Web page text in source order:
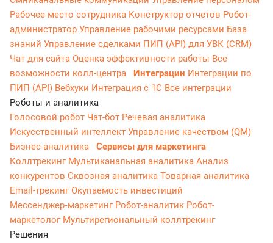
Рабочее место сотрудника Конструктор отчетов Робот-
администратор Управление рабочими ресурсами База
знаний Управление сделками ПИП (API) для УВК (CRM)
Чат для сайта Оценка эффективности работы Все
возможности колл-центра
Интеграции Интеграции по
ПИП (API) Вебхуки Интеграция с 1С Все интеграции
Роботы и аналитика
Голосовой робот Чат-бот Речевая аналитика
Искусственный интеллект Управление качеством (QM)
Бизнес-аналитика
Сервисы для маркетинга
Коллтрекинг Мультиканальная аналитика Анализ
конкурентов Сквозная аналитика Товарная аналитика
Email-трекингОкупаемость инвестиций
Мессенджер‑маркетинг Робот-аналитик Робот-
маркетолог Мультирегиональный коллтрекинг
Решения